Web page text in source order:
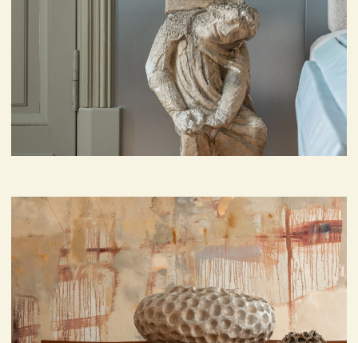
значимости — с выразительной архитектурой,
историей или уникальной атмосферой.
Совместно с экспертами из мира искусства
мы помогаем наполнить такие пространства
художественным содержанием:
от современных произведений до редких
предметов интерьера. Это услуга для тех, кто
ценит эстетику, видит в недвижимости
не только функциональность, но и форму
и культурным характером
Консультации по оформлению
пространства искусством
Формирование персональной
коллекции в интерьере
Доступ к закрытым предложениям
и арт-объектам
Must Have Arte — для тех, кто воспринимает
дом как часть своей культурной и личной